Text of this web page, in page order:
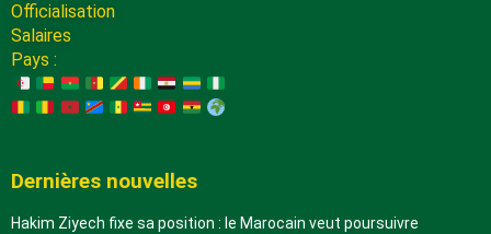
Officialisation
Salaires
Pays :
Dernières nouvelles
Hakim Ziyech fixe sa position : le Marocain veut poursuivre